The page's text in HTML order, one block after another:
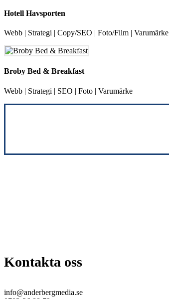
Hotell Havsporten
Webb | Strategi | Copy/SEO | Foto/Film | Varumärke
Broby Bed & Breakfast
Webb | Strategi | SEO | Foto | Varumärke
Kontakta oss
info@anderbergmedia.se